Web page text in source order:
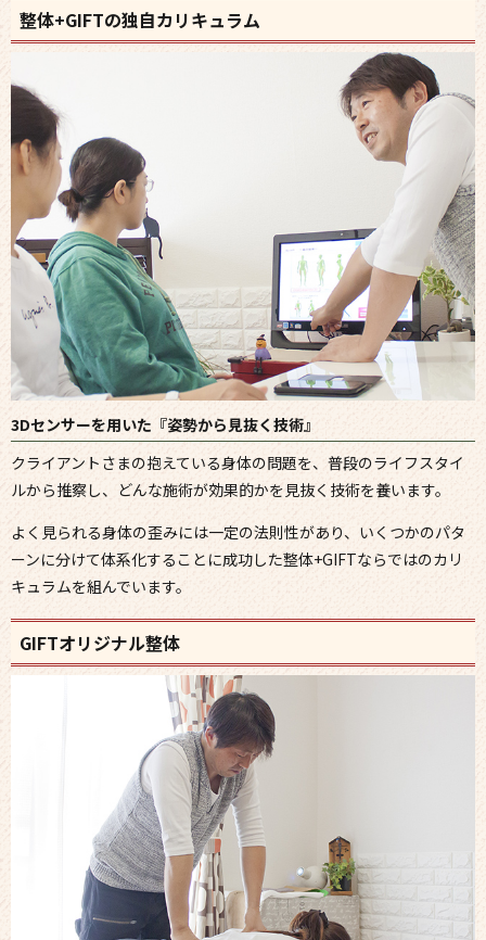
整体+GIFTの独自カリキュラム
3Dセンサーを用いた『姿勢から見抜く技術』
クライアントさまの抱えている身体の問題を、普段のライフスタイ
ルから推察し、どんな施術が効果的かを見抜く技術を養います。
よく見られる身体の歪みには一定の法則性があり、いくつかのパタ
ーンに分けて体系化することに成功した整体+GIFTならではのカリ
キュラムを組んでいます。
GIFTオリジナル整体